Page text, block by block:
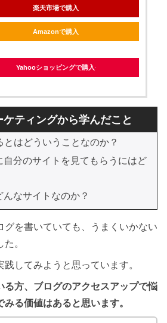
楽天市場で購入
Amazonで購入
Yahooショッピングで購入
ティングから学んだこと
はどういうことなのか？
自分のサイトを見てもらうにはど
なサイトなのか？
グを書いていても、うまくいかない
。
してみようと思っています。
る方、ブログのアクセスアップで悩
る価値はあると思います。